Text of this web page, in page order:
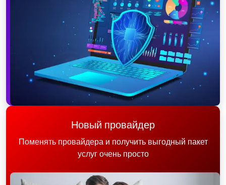
Новый провайдер
Поменять провайдера и получить выгодный пакет
услуг очень просто